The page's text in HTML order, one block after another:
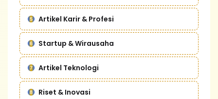
Artikel Karir & Profesi
Startup & Wirausaha
Artikel Teknologi
Riset & Inovasi